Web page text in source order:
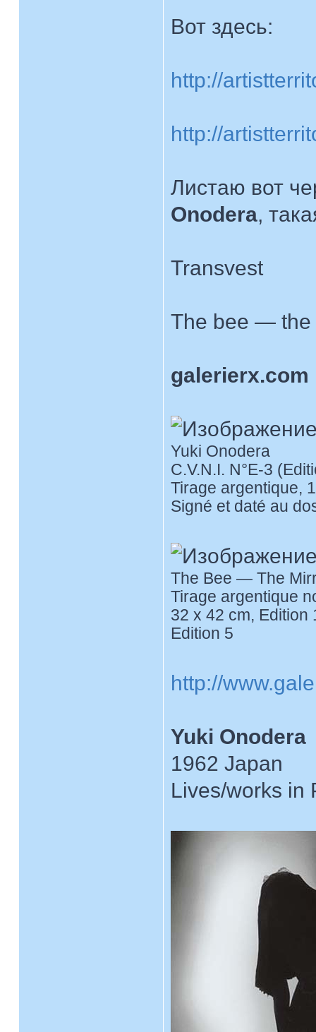
Вот здесь:
http://
http://
Листаю вот
Onodera,
Transvest
The bee —
galerierx.com
Yuki Onodera
C.V.N.I. N°E-3
Tirage argentique,
Signé et daté au
The Bee — The
Tirage argentique
32 x 42 cm, Edition
Edition 5
http://
Yuki Onodera
1962 Japan
Lives/works in